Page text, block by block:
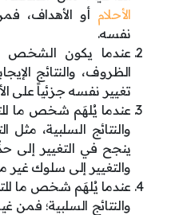
الأحلام أو الأهداف،
نفسه.
عندما يكون الشخص
الظروف، والنتائج
تغيير نفسه جزئياً على
عندما يُلهَم شخص ما
والنتائج السلبية، مثل
ينجح في التغيير إلى
والتغيير إلى سلوك غير
عندما يُلهَم شخص ما
والنتائج السلبية؛